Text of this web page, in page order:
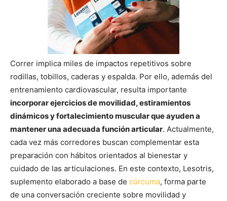
Correr implica miles de impactos repetitivos sobre
rodillas, tobillos, caderas y espalda. Por ello, además del
entrenamiento cardiovascular, resulta importante
incorporar ejercicios de movilidad, estiramientos
dinámicos y fortalecimiento muscular que ayuden a
mantener una adecuada función articular. Actualmente,
cada vez más corredores buscan complementar esta
preparación con hábitos orientados al bienestar y
cuidado de las articulaciones. En este contexto, Lesotris,
suplemento elaborado a base de cúrcuma, forma parte
de una conversación creciente sobre movilidad y